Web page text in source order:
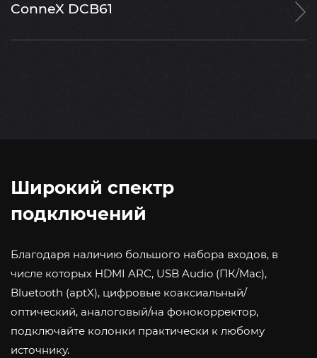
ConneX DCB61
Широкий спектр
подключений
Благодаря наличию большого набора входов, в
числе которых HDMI ARC, USB Audio (ПК/Mac),
Bluetooth (aptX), цифровые коаксиальный/
оптический, аналоговый/на фонокорректор,
подключайте колонки практически к любому
источнику.